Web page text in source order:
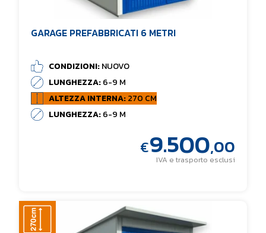
GARAGE PREFABBRICATI 6 METRI
CONDIZIONI:NUOVO
LUNGHEZZA:6-9 M
ALTEZZA INTERNA:270 CM
LUNGHEZZA:6-9 M
€9.500,00
IVA e trasporto esclusi